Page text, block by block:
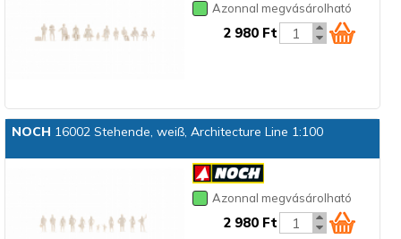
Azonnal megvásárolható
2 980 Ft
NOCH 16002 Stehende, weiß, Architecture Line 1:100
Azonnal megvásárolható
2 980 Ft